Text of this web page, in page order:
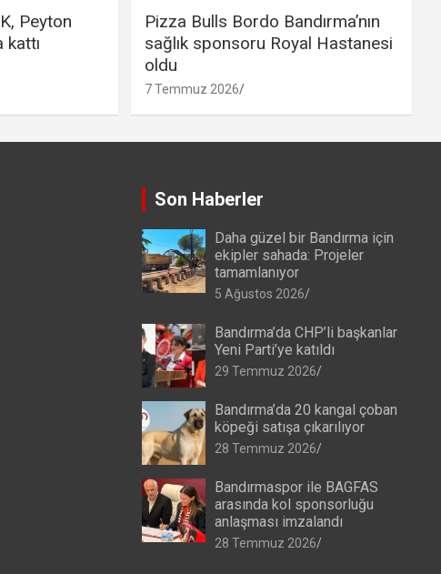
Peyton
kattı
Pizza Bulls Bordo Bandırma’nın
sağlık sponsoru Royal Hastanesi
oldu
7 Temmuz 2026
Son Haberler
Daha güzel bir Bandırma için
ekipler sahada: Projeler
tamamlanıyor
5 Ağustos 2026
Bandırma’da CHP’li başkanlar
Yeni Parti’ye katıldı
29 Temmuz 2026
Bandırma’da 20 kangal çoban
köpeği satışa çıkarılıyor
28 Temmuz 2026
Bandırmaspor ile BAGFAS
arasında kol sponsorluğu
anlaşması imzalandı
28 Temmuz 2026